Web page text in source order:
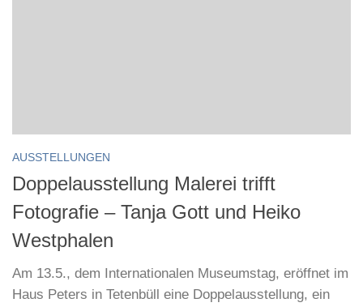
AUSSTELLUNGEN
Doppelausstellung Malerei trifft
Fotografie – Tanja Gott und Heiko
Westphalen
Am 13.5., dem Internationalen Museumstag, eröffnet im
Haus Peters in Tetenbüll eine Doppelausstellung, ein